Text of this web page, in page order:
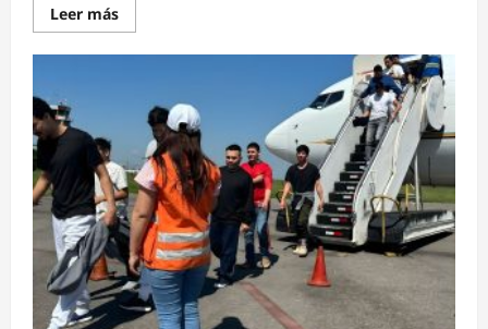
Leer másRead
more
Presidente
ante
una
transición
ordenada
y
humanitaria
para
los
hondureños
afectados
por
el
TPS